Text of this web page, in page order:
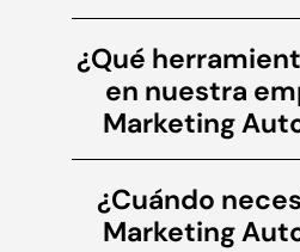
¿Qué
en nuestra
Marketing
¿Cuándo
Marketing